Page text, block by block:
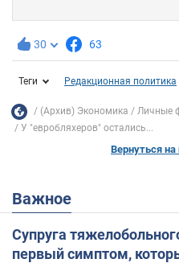
30 63
Теги Редакционная политика
(Архив) Экономика
Личные
У "евробляхеров" остались...
Вернуться на
Важное
Супруга
первый симптом,